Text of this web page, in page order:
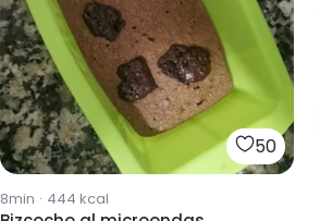
50
8min · 444 kcal